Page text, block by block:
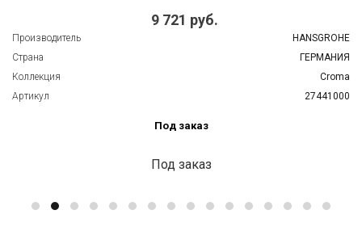
9 721 руб.
Производитель
HANSGROHE
Страна
ГЕРМАНИЯ
Коллекция
Croma
Артикул
27441000
Под заказ
Под заказ